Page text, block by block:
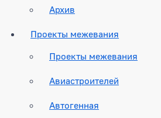
Архив
Проекты межевания
Проекты межевания
Авиастроителей
Автогенная